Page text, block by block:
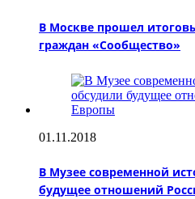
В Москве прошел
граждан «Сообщество»
01.11.2018
В Музее современной
будущее отношений